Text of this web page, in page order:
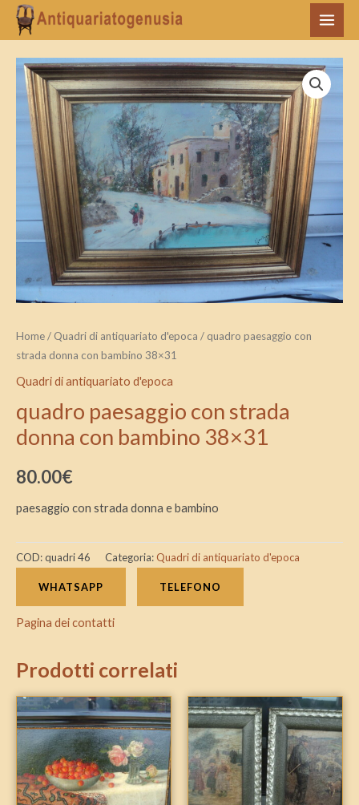
Home/ Quadri di antiquariato d'epoca / quadro paesaggio con
strada donna con bambino 38×31
Quadri di antiquariato d'epoca
quadro paesaggio con strada
donna con bambino 38×31
80.00€
paesaggio con strada donna e bambino
quadro
paesaggio
con
strada
donna
bambino
38x31
quantità
COD:quadri 46 Categoria: Quadri di antiquariato d'epoca
WHATSAPP TELEFONO
Pagina dei contatti
Prodotti correlati